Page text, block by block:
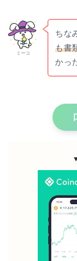
ミーコ
ちな
も書
かっ